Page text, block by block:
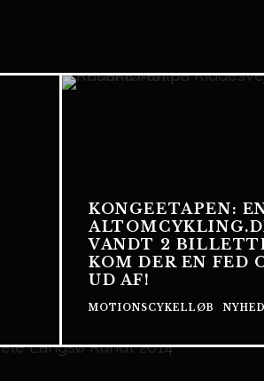
KONGEETAPEN:
VANDT 2
KOM DER EN FED
UD AF!
MOTIONSCYKELLØB